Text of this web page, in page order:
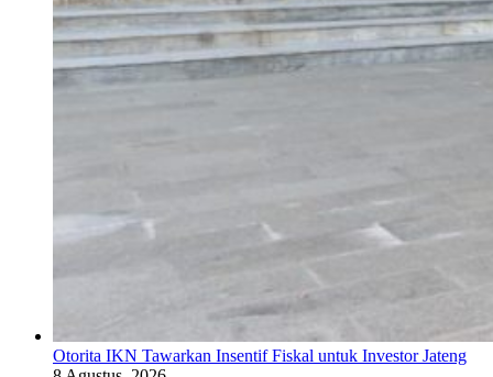
Otorita IKN Tawarkan Insentif Fiskal untuk Investor Jateng